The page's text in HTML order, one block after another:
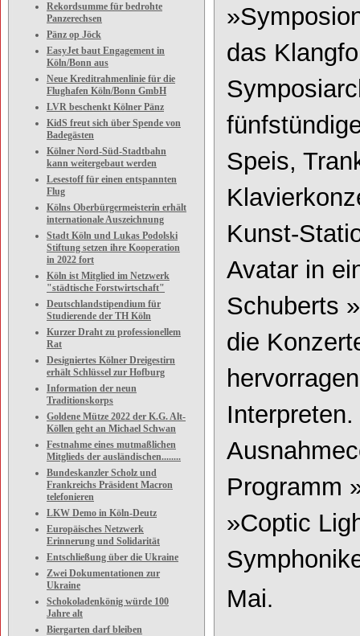
Rekordsumme für bedrohte
Panzerechsen
Pänz op Jöck
EasyJet baut Engagement in
Köln/Bonn aus
Neue Kreditrahmenlinie für die
Flughafen Köln/Bonn GmbH
LVR beschenkt Kölner Pänz
KidS freut sich über Spende von
Badegästen
Kölner Nord-Süd-Stadtbahn
kann weitergebaut werden
Lesestoff für einen entspannten
Flug
Kölns Oberbürgermeisterin erhält
internationale Auszeichnung
Stadt Köln und Lukas Podolski
Stiftung setzen ihre Kooperation
in 2022 fort
Köln ist Mitglied im Netzwerk
"städtische Forstwirtschaft"
Deutschlandstipendium für
Studierende der TH Köln
Kurzer Draht zu professionellem
Rat
Designiertes Kölner Dreigestirn
erhält Schlüssel zur Hofburg
Information der neun
Traditionskorps
Goldene Mütze 2022 der K.G. Alt-
Köllen geht an Michael Schwan
Festnahme eines mutmaßlichen
Mitglieds der ausländischen........
Bundeskanzler Scholz und
Frankreichs Präsident Macron
telefonieren
LKW Demo in Köln-Deutz
Europäisches Netzwerk
Erinnerung und Solidarität
Entschließung über die Ukraine
Zwei Dokumentationen zur
Ukraine
Schokoladenkönig würde 100
Jahre alt
Biergarten darf bleiben
das
Speis,
Kunst-
Avatar in
Schuberts
die
Programm
»Coptic
Mai.